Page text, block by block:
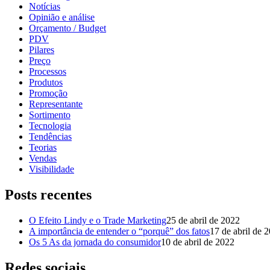
Notícias
Opinião e análise
Orçamento / Budget
PDV
Pilares
Preço
Processos
Produtos
Promoção
Representante
Sortimento
Tecnologia
Tendências
Teorias
Vendas
Visibilidade
Posts recentes
O Efeito Lindy e o Trade Marketing25 de abril de 2022
A importância de entender o “porquê” dos fatos17 de abril de
Os 5 As da jornada do consumidor10 de abril de 2022